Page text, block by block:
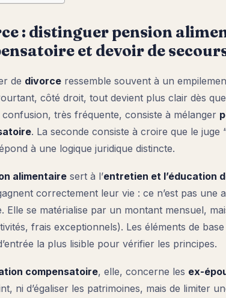
: distinguer pension
et devoir de
de divorce ressemble souvent à un
côté droit, tout devient plus clair dès
confusion, très fréquente, consiste à mélanger
. La seconde consiste à croire que le
à une logique juridique distincte.
alimentaire sert à l’entretien et l’éducation
correctement leur vie : ce n’est pas une
Elle se matérialise par un montant mensuel,
frais exceptionnels). Les éléments de
la plus lisible pour vérifier les principes.
compensatoire, elle, concerne les ex-
ni d’égaliser les patrimoines, mais de limiter